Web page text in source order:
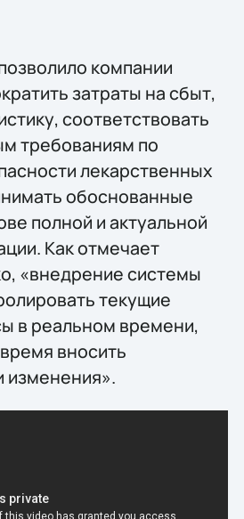
компании
затраты на сбыт,
соответствовать
требованиям по
лекарственных
обоснованные
полной и актуальной
Как отмечает
«внедрение системы
текущие
в реальном времени,
вносить
изменения».